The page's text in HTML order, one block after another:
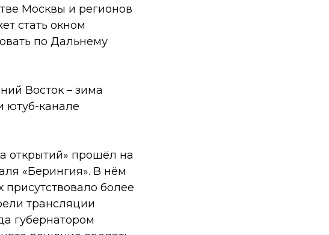
Москвы и регионов
стать окном
по Дальнему
Восток – зима
ютуб-канале
открытий» прошёл на
«Берингия». В нём
более
трансляции
губернатором